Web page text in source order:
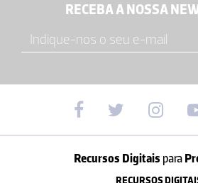
RECEBA A NOSSA
Recursos Digitais para
RECURSOS